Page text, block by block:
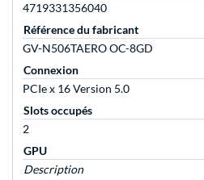
4719331356040
Référence du fabricant
GV-N506TAERO OC-8GD
Connexion
PCIe x 16 Version 5.0
Slots occupés
2
GPU
Description